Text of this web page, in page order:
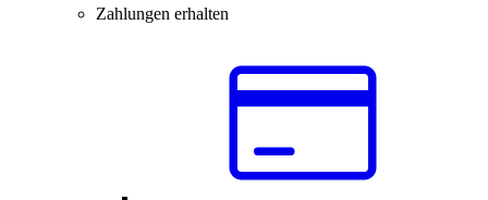
Zahlungen erhalten